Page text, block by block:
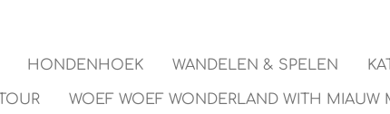
HONDENHOEK WANDELEN & SPELEN
WOEF WOEF WONDERLAND WITH MIAUW